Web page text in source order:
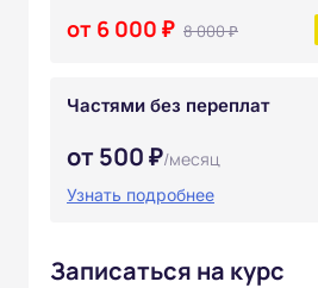
от 6 000 ₽ 8 000 ₽
Частями без переплат
от 500 ₽/месяц
Узнать подробнее
Записаться на курс